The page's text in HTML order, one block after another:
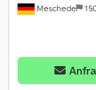
Meschede